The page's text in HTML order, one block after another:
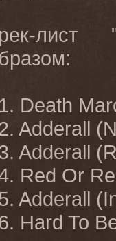
лист
Death
Adderall
Adderall
Red Or
Adderall
Hard To